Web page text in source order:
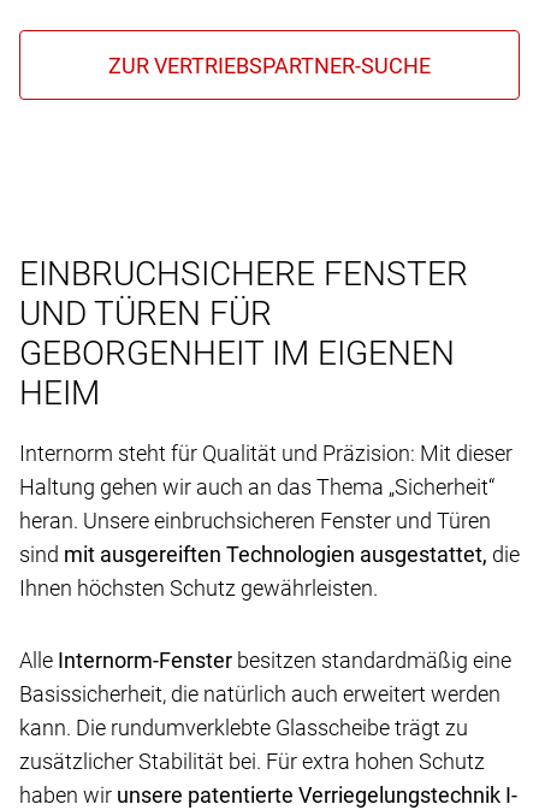
EINBRUCHSICHERE FENSTER
UND TÜREN FÜR
GEBORGENHEIT IM EIGENEN
HEIM
Internorm steht für Qualität und Präzision: Mit dieser
Haltung gehen wir auch an das Thema „Sicherheit“
heran. Unsere einbruchsicheren Fenster und Türen
sind mit ausgereiften Technologien ausgestattet, die
Ihnen höchsten Schutz gewährleisten.
Alle Internorm-Fenster besitzen standardmäßig eine
Basissicherheit, die natürlich auch erweitert werden
kann. Die rundumverklebte Glasscheibe trägt zu
zusätzlicher Stabilität bei. Für extra hohen Schutz
haben wir unsere patentierte Verriegelungstechnik I-